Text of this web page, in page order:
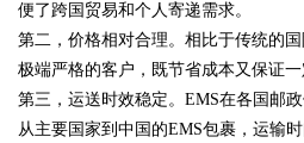
便了跨国贸易和个人寄递需求。
第二，价格相对合理。相比于传统的
极端严格的客户，既节省成本又保证一
第三，运送时效稳定。EMS在各国邮
从主要国家到中国的EMS包裹，运输